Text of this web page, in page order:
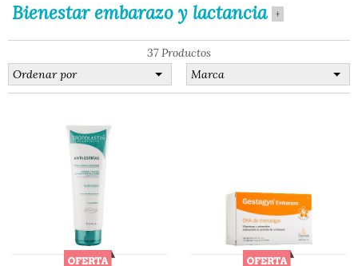
Bienestar embarazo y lactancia +
37 Productos